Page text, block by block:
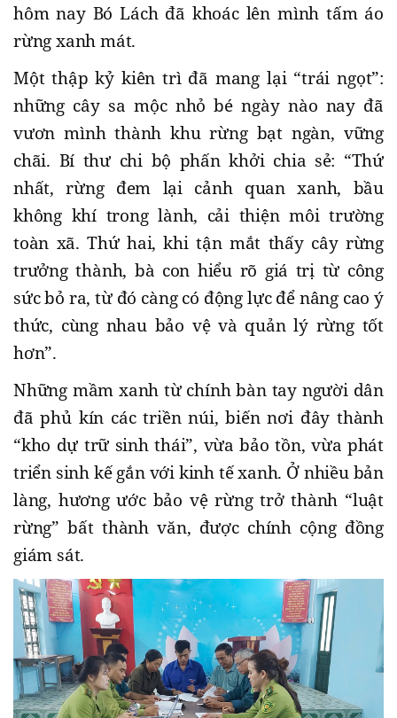
hôm nay Bó Lách đã khoác lên mình tấm áo
rừng xanh mát.
Một thập kỷ kiên trì đã mang lại “trái ngọt”:
những cây sa mộc nhỏ bé ngày nào nay đã
vươn mình thành khu rừng bạt ngàn, vững
chãi. Bí thư chi bộ phấn khởi chia sẻ: “Thứ
nhất, rừng đem lại cảnh quan xanh, bầu
không khí trong lành, cải thiện môi trường
toàn xã. Thứ hai, khi tận mắt thấy cây rừng
trưởng thành, bà con hiểu rõ giá trị từ công
sức bỏ ra, từ đó càng có động lực để nâng cao ý
thức, cùng nhau bảo vệ và quản lý rừng tốt
hơn”.
Những mầm xanh từ chính bàn tay người dân
đã phủ kín các triền núi, biến nơi đây thành
“kho dự trữ sinh thái”, vừa bảo tồn, vừa phát
triển sinh kế gắn với kinh tế xanh. Ở nhiều bản
làng, hương ước bảo vệ rừng trở thành “luật
rừng” bất thành văn, được chính cộng đồng
giám sát.